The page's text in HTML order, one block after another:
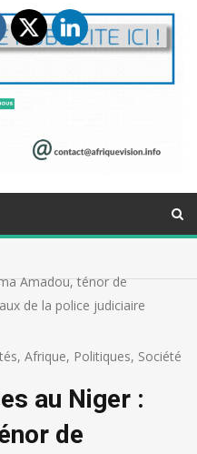
Amadou, ténor de
de la police judiciaire
, Afrique, Politiques, Société
au Niger :
de